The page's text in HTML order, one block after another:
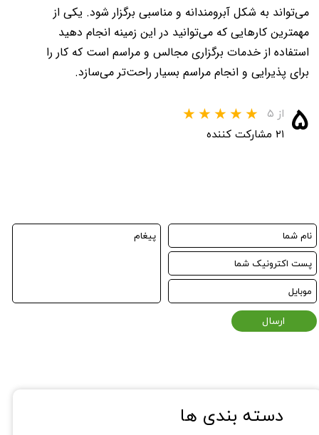
می‌تواند به شکل آبرومندانه و مناسبی برگزار شود. یکی از
مهمترین کارهایی که می‌توانید در این زمینه انجام دهید
استفاده از خدمات برگزاری مجالس و مراسم است که کار را
برای پذیرایی و انجام مراسم بسیار راحت‌تر می‌سازد.
۵ از ۵
۲۱ مشارکت کننده
ارسال
دسته بندی ها